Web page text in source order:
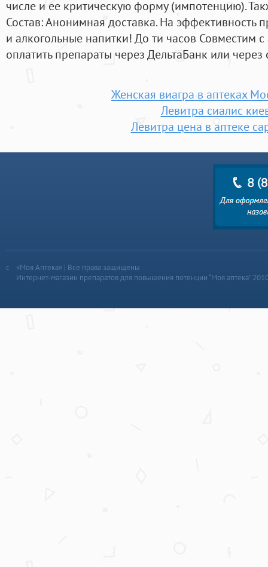
числе и ее критическую форму (импотенцию).
Состав: Анонимная доставка. На эффективность
и алкогольные напитки! До ти часов Совместим
оплатить препараты через ДельтаБанк или через
Женская виагра в аптеках
Левитра сиалис
Левитра цена в аптеке
«Моя Аптека» | Все права защищены
Интернет-магазин препаратов для повышения потенции “Моя аптека”